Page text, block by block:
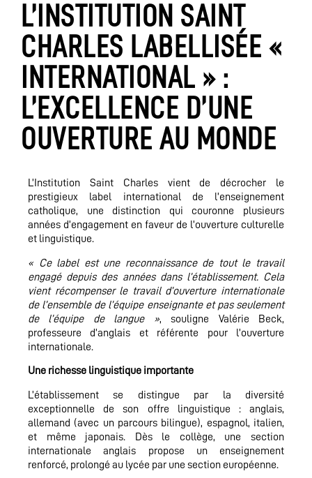
L’INSTITUTION SAINT
CHARLES LABELLISÉE «
INTERNATIONAL » :
L’EXCELLENCE D’UNE
OUVERTURE AU MONDE
L’Institution Saint Charles vient de décrocher le
prestigieux label international de l’enseignement
catholique, une distinction qui couronne plusieurs
années d’engagement en faveur de l’ouverture culturelle
et linguistique.
« Ce label est une reconnaissance de tout le travail
engagé depuis des années dans l’établissement. Cela
vient récompenser le travail d’ouverture internationale
de l’ensemble de l’équipe enseignante et pas seulement
de l’équipe de langue », souligne Valérie Beck,
professeure d’anglais et référente pour l’ouverture
internationale.
Une richesse linguistique importante
L’établissement se distingue par la diversité
exceptionnelle de son offre linguistique : anglais,
allemand (avec un parcours bilingue), espagnol, italien,
et même japonais. Dès le collège, une section
internationale anglais propose un enseignement
renforcé, prolongé au lycée par une section européenne.